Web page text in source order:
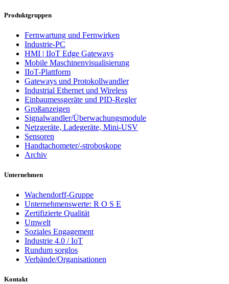
Produktgruppen
Fernwartung und Fernwirken
Industrie-PC
HMI | IIoT Edge Gateways
Mobile Maschinenvisualisierung
IIoT-Plattform
Gateways und Protokollwandler
Industrial Ethernet und Wireless
Einbaumessgeräte und PID-Regler
Großanzeigen
Signalwandler/Überwachungsmodule
Netzgeräte, Ladegeräte, Mini-USV
Sensoren
Handtachometer/-stroboskope
Archiv
Unternehmen
Wachendorff-Gruppe
Unternehmenswerte: R O S E
Zertifizierte Qualität
Umwelt
Soziales Engagement
Industrie 4.0 / IoT
Rundum sorglos
Verbände/Organisationen
Kontakt